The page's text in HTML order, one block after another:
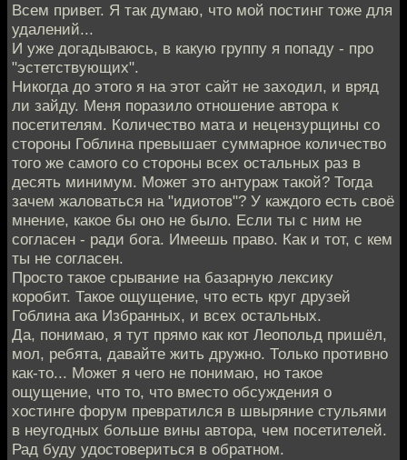
Всем привет. Я так думаю, что мой постинг тоже для
удалений...
И уже догадываюсь, в какую группу я попаду - про
"эстетствующих".
Никогда до этого я на этот сайт не заходил, и вряд
ли зайду. Меня поразило отношение автора к
посетителям. Количество мата и нецензурщины со
стороны Гоблина превышает суммарное количество
того же самого со стороны всех остальных раз в
десять минимум. Может это антураж такой? Тогда
зачем жаловаться на "идиотов"? У каждого есть своё
мнение, какое бы оно не было. Если ты с ним не
согласен - ради бога. Имеешь право. Как и тот, с кем
ты не согласен.
Просто такое срывание на базарную лексику
коробит. Такое ощущение, что есть круг друзей
Гоблина ака Избранных, и всех остальных.
Да, понимаю, я тут прямо как кот Леопольд пришёл,
мол, ребята, давайте жить дружно. Только противно
как-то... Может я чего не понимаю, но такое
ощущение, что то, что вместо обсуждения о
хостинге форум превратился в швыряние стульями
в неугодных больше вины автора, чем посетителей.
Рад буду удостовериться в обратном.